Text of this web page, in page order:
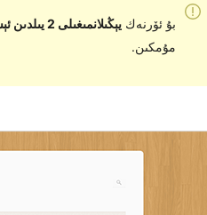
بۇ ئۆرنەكيېڭىلانمىغىلى 2 يىلدىن ئېشىپتۇ
مۇمكىن.